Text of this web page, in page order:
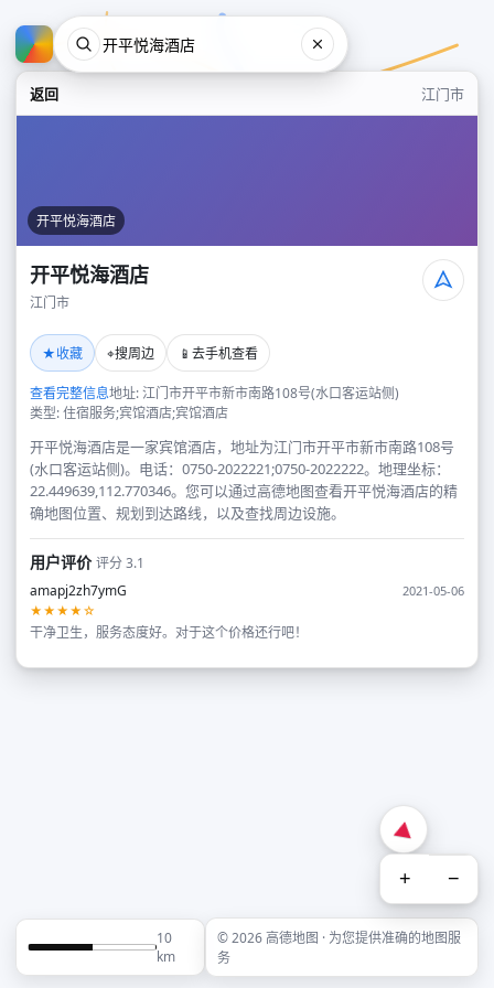
返回 江门市
开平悦海酒店
开平悦海酒店
江门市
★收藏 ⌖搜周边 📱 去手机查看
查看完整信息地址: 江门市开平市新市南路108号(水口客运站侧)
类型: 住宿服务;宾馆酒店;宾馆酒店
开平悦海酒店是一家宾馆酒店，地址为江门市开平市新市南路108号
(水口客运站侧)。电话：0750-2022221;0750-2022222。地理坐标：
22.449639,112.770346。您可以通过高德地图查看开平悦海酒店的精
确地图位置、规划到达路线，以及查找周边设施。
用户评价评分 3.1
amapj2zh7ymG
2021-05-06
★★★★☆
干净卫生，服务态度好。对于这个价格还行吧！
+ −
10
km
© 2026 高德地图 · 为您提供准确的地图服
务